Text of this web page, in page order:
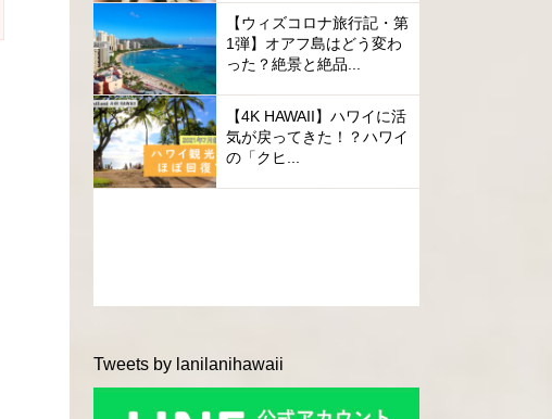
【ウィズコロナ旅行記・第
1弾】オアフ島はどう変わ
った？絶景と絶品...
【4K HAWAII】ハワイに活
気が戻ってきた！？ハワイ
の「クヒ...
Tweets by lanilanihawaii